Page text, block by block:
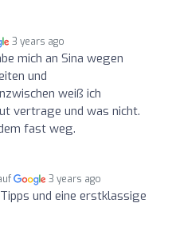
3 years ago
mich an Sina wegen
und
weiß ich
vertrage und was nicht.
fast weg.
3 years ago
und eine erstklassige